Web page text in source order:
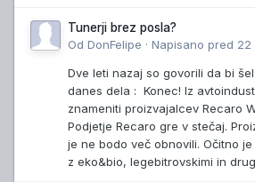
Tunerji brez posla?
Od DonFelipe · Napisano pred 22
Dve leti nazaj so govorili da bi šel
danes dela : Konec! Iz
znameniti proizvajalcev Recaro
Podjetje Recaro gre v stečaj.
je ne bodo več obnovili. Očitno
z eko&bio, legebitrovskimi in